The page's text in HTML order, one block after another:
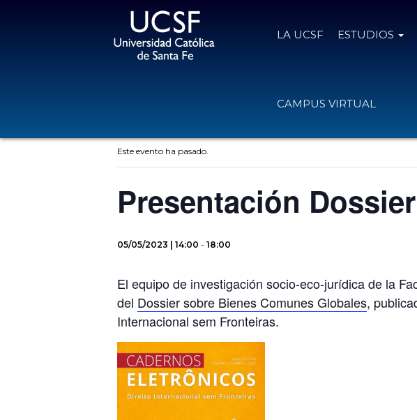
LA UCSF ESTUDIOS
CAMPUS VIRTUAL
Este evento ha pasado.
Presentación
05/05/2023 | 14:00 - 18:00
El equipo de investigación socio-eco-jurídica de la
del Dossier sobre Bienes Comunes Globales,
Internacional sem Fronteiras.